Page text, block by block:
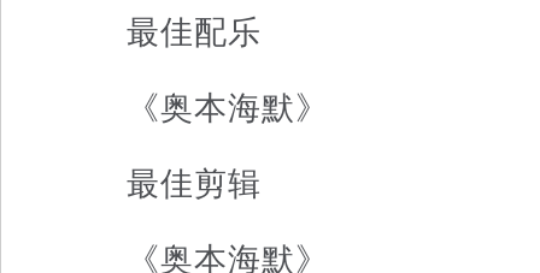
最佳配乐
《奥本海默》
最佳剪辑
《奥本海默》